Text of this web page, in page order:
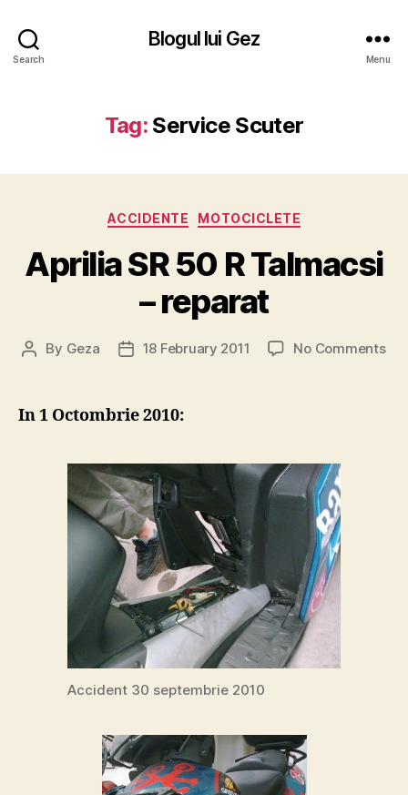
Search
Blogul lui Gez
Menu
Tag: Service Scuter
Categories
ACCIDENTE MOTOCICLETE
Aprilia SR 50 R Talmacsi
– reparat
Post
By Geza
Post18 February 2011 No Commentson
In 1 Octombrie 2010:
Accident 30 septembrie 2010